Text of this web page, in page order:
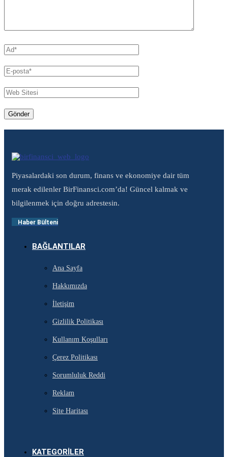
Piyasalardaki son durum, finans ve ekonomiye dair tüm
merak edilenler BirFinansci.com’da! Güncel kalmak ve
bilgilenmek için doğru adrestesin.
Haber Bülteni
BAĞLANTILAR
Ana Sayfa
Hakkımızda
İletişim
Gizlilik Politikası
Kullanım Koşulları
Çerez Politikası
Sorumluluk Reddi
Reklam
Site Haritası
KATEGORILER